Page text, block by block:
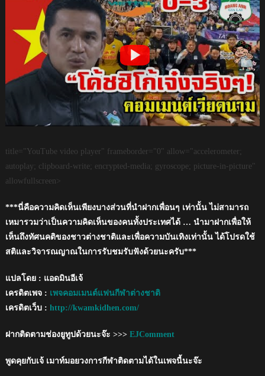
title="YouTube video player" frameborder="0" allow="accelerometer;
autoplay; clipboard-write; encrypted-media; gyroscope; picture-in-picture"
allowfullscreen>
***นี่คือความคิดเห็นเพียงบางส่วนที่นำฝากเพื่อนๆ เท่านั้น ไม่สามารถ
เหมารวมว่าเป็นความคิดเห็นของคนทั้งประเทศได้ … นำมาฝากเพื่อให้
เห็นถึงทัศนคติของชาวต่างชาติและเพื่อความบันเทิงเท่านั้น ได้โปรดใช้
สติและวิจารณญาณในการรับชมรับฟังด้วยนะครับ***
แปลโดย : แอดมินอีเจ้
เครดิตเพจ : เพจคอมเมนต์แฟนกีฬาต่างชาติ
เครดิตเว็บ : http://kwamkidhen.com/
ฝากติดตามช่องยูทูปด้วยนะจ๊ะ >>> EJComment
พูดคุยกับเจ้ เมาท์มอยวงการกีฬาติดตามได้ในเพจนี้นะจ๊ะ